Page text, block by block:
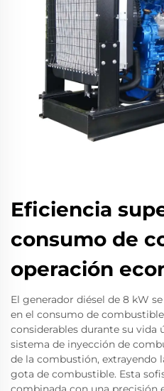
Eficiencia
consumo de
operación
El generador diésel de 8 kW
en el consumo de
considerables durante su vida
sistema de inyección de
de la combustión, extrayendo
gota de combustible. Esta